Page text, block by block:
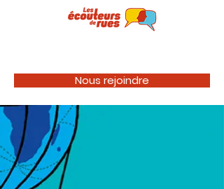
Nous rejoindre